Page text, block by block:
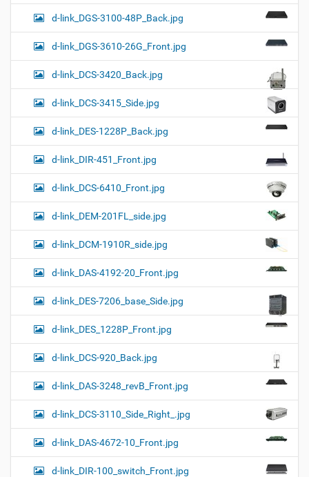
d-link_DGS-3100-48P_Back.jpg
d-link_DGS-3610-26G_Front.jpg
d-link_DCS-3420_Back.jpg
d-link_DCS-3415_Side.jpg
d-link_DES-1228P_Back.jpg
d-link_DIR-451_Front.jpg
d-link_DCS-6410_Front.jpg
d-link_DEM-201FL_side.jpg
d-link_DCM-1910R_side.jpg
d-link_DAS-4192-20_Front.jpg
d-link_DES-7206_base_Side.jpg
d-link_DES_1228P_Front.jpg
d-link_DCS-920_Back.jpg
d-link_DAS-3248_revB_Front.jpg
d-link_DCS-3110_Side_Right_.jpg
d-link_DAS-4672-10_Front.jpg
d-link_DIR-100_switch_Front.jpg